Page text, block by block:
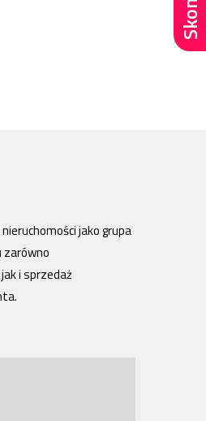
jako grupa
zarówno
i sprzedaż